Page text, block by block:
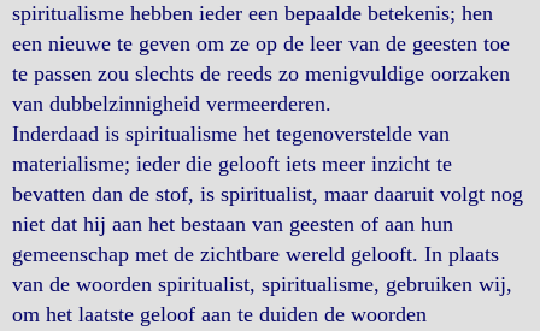
spiritualisme hebben ieder een bepaalde betekenis; hen
een nieuwe te geven om ze op de leer van de geesten toe
te passen zou slechts de reeds zo menigvuldige oorzaken
van dubbelzinnigheid vermeerderen.
Inderdaad is spiritualisme het tegenoverstelde van
materialisme; ieder die gelooft iets meer inzicht te
bevatten dan de stof, is spiritualist, maar daaruit volgt nog
niet dat hij aan het bestaan van geesten of aan hun
gemeenschap met de zichtbare wereld gelooft. In plaats
van de woorden spiritualist, spiritualisme, gebruiken wij,
om het laatste geloof aan te duiden de woorden